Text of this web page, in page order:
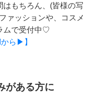
はもちろん、(皆様の写
ァッションや、コスメ
ムで受付中♡
ら▶】
がある方に